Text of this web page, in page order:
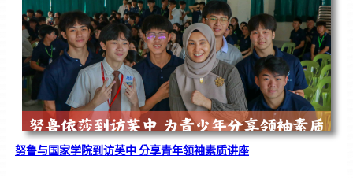
《
奏
花
悦
韵
》
圆
满
演
出
努鲁与国家学院到访芙中 分享青年领袖素质讲座